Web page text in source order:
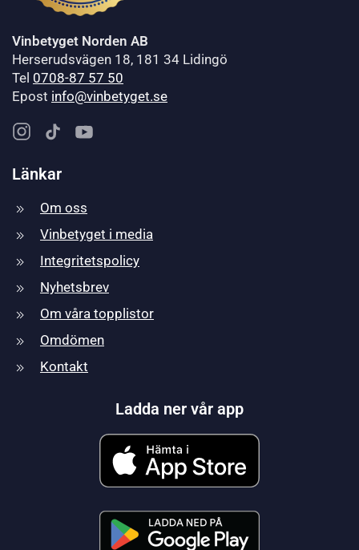
Vinbetyget Norden AB
Herserudsvägen 18, 181 34 Lidingö
Tel 0708-87 57 50
Epost info@vinbetyget.se
Länkar
Om oss
Vinbetyget i media
Integritetspolicy
Nyhetsbrev
Om våra topplistor
Omdömen
Kontakt
Ladda ner vår app